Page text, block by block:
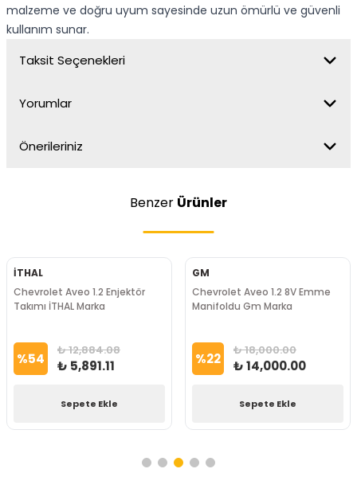
malzeme ve doğru uyum sayesinde uzun ömürlü ve güvenli
kullanım sunar.
Taksit Seçenekleri
Yorumlar
Önerileriniz
Benzer Ürünler
İTHAL
Chevrolet Aveo 1.2 Enjektör
Takımı İTHAL Marka
%54 ₺ 12,884.08
₺ 5,891.11
Sepete Ekle
GM
Chevrolet Aveo 1.2 8V Emme
Manifoldu Gm Marka
%22 ₺ 18,000.00
₺ 14,000.00
Sepete Ekle